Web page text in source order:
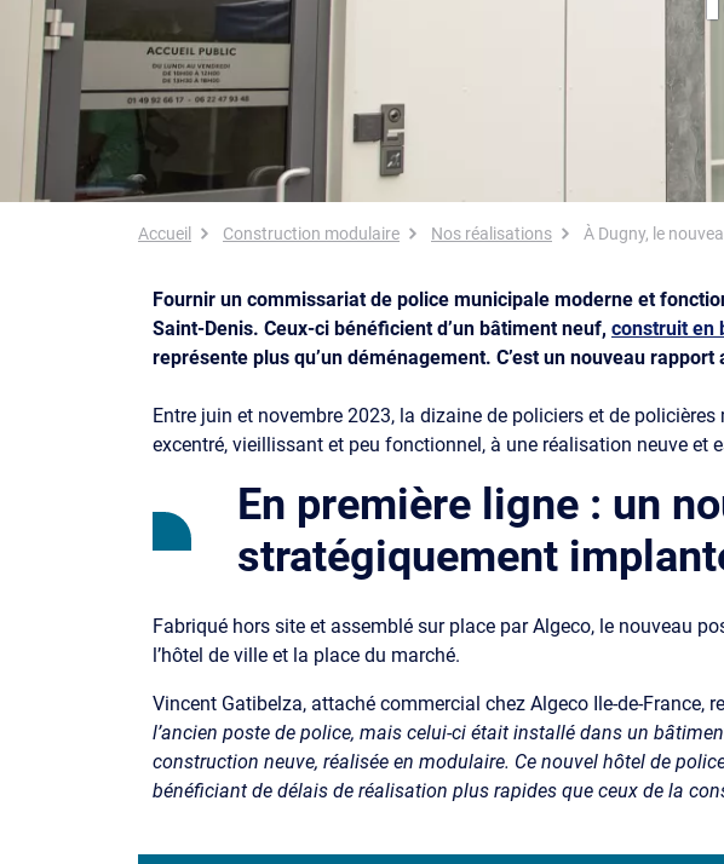
Fil d'Ariane
Accueil Construction modulaire Nos réalisations À Dugny, le
Fournir un commissariat de police municipale moderne et
Saint-Denis. Ceux-ci bénéficient d’un bâtiment neuf, construit en
représente plus qu’un déménagement. C’est un nouveau rapport
Entre juin et novembre 2023, la dizaine de policiers et de
excentré, vieillissant et peu fonctionnel, à une réalisation neuve et
En première ligne : un
stratégiquement
Fabriqué hors site et assemblé sur place par Algeco, le nouveau
l’hôtel de ville et la place du marché.
Vincent Gatibelza, attaché commercial chez Algeco Ile-de-France,
l’ancien poste de police, mais celui-ci était installé dans un
construction neuve, réalisée en modulaire. Ce nouvel hôtel de
bénéficiant de délais de réalisation plus rapides que ceux de la